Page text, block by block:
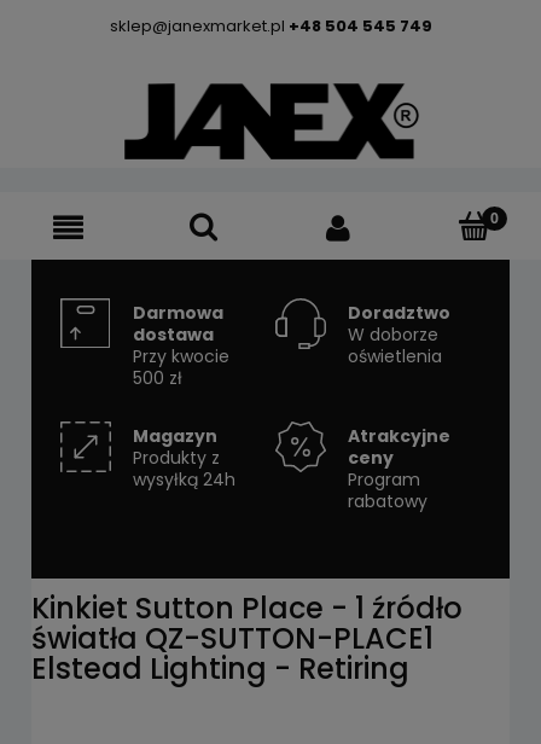
sklep@janexmarket.pl +48 504 545 749
Darmowa
dostawa
Przy kwocie
500 zł
Doradztwo
W doborze
oświetlenia
Magazyn
Produkty z
wysyłką 24h
Atrakcyjne
ceny
Program
rabatowy
Kinkiet Sutton Place - 1 źródło
światła QZ-SUTTON-PLACE1
Elstead Lighting - Retiring